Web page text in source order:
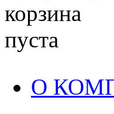
корзина
пуста
О